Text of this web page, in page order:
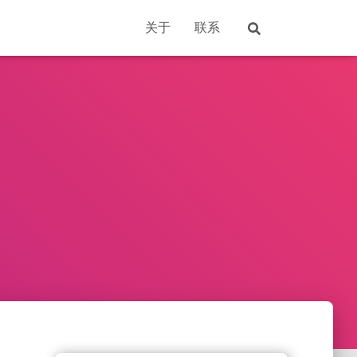
关于 联系